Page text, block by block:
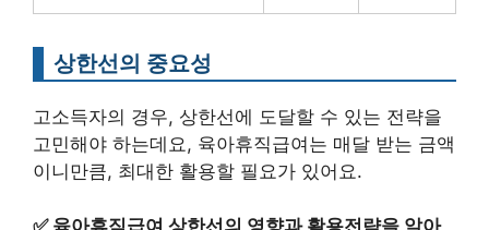
상한선의 중요성
고소득자의 경우, 상한선에 도달할 수 있는 전략을
고민해야 하는데요, 육아휴직급여는 매달 받는 금액
이니만큼, 최대한 활용할 필요가 있어요.
✅ 육아휴직급여 상한선의 영향과 활용전략을 알아